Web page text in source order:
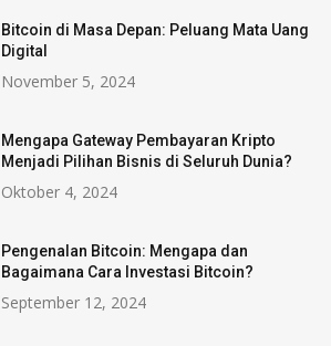
Bitcoin di Masa Depan: Peluang Mata Uang
Digital
November 5, 2024
Mengapa Gateway Pembayaran Kripto
Menjadi Pilihan Bisnis di Seluruh Dunia?
Oktober 4, 2024
Pengenalan Bitcoin: Mengapa dan
Bagaimana Cara Investasi Bitcoin?
September 12, 2024